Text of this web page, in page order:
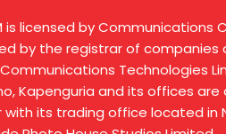
is licensed by Communications
by the registrar of companies
Technologies
Kapenguria and its offices are
with its trading office located in